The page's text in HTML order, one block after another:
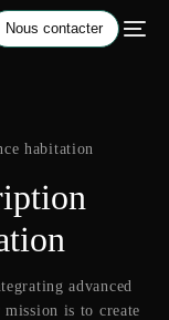
Nous contacter
habitation
advanced
is to create